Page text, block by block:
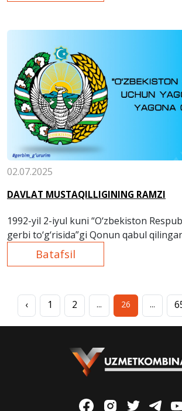
02.07.2025
DAVLAT MUSTAQILLIGINING RAMZI
1992-yil 2-iyul kuni “O‘zbekiston
gerbi to‘g‘risida”gi Qonun qabul
Batafsil
‹ 1 2 ... 26 ...